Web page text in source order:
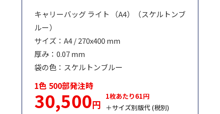
キャリーバッグ ライト （A4）（スケルトンブ
ルー）
サイズ：A4 / 270x400 mm
厚み：0.07 mm
袋の色：スケルトンブルー
1色 500部発注時
30,500円
1枚あたり61円
＋サイズ別版代 (税別)